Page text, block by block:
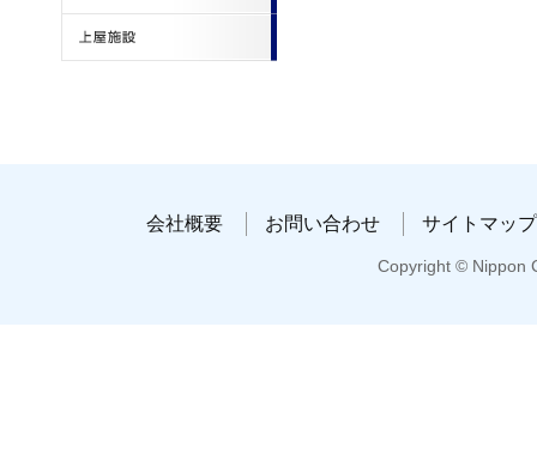
会社概要 お問い合わせ サイトマップ
Copyright © Nippon